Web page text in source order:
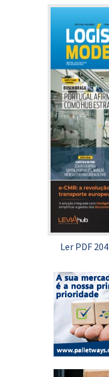
Ler PDF 204